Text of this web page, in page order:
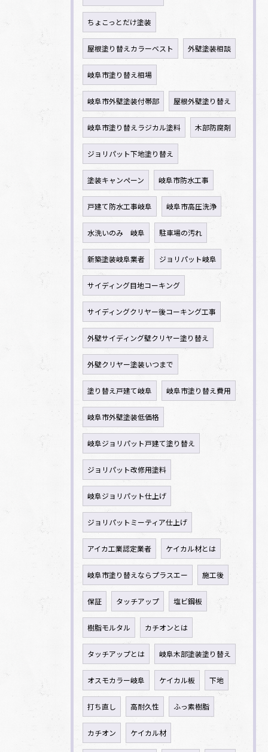
ちょこっとだけ塗装
屋根塗り替えカラーベスト 外壁塗装相談
岐阜市塗り替え相場
岐阜市外壁塗装付帯部 屋根外壁塗り替え
岐阜市塗り替えラジカル塗料 木部防腐剤
ジョリパット下地塗り替え
塗装キャンペーン 岐阜市防水工事
戸建て防水工事岐阜 岐阜市高圧洗浄
水洗いのみ 岐阜 駐車場の汚れ
新築塗装岐阜業者 ジョリパット岐阜
サイディング目地コーキング
サイディングクリヤー後コーキング工事
外壁サイディング壁クリヤー塗り替え
外壁クリヤー塗装いつまで
塗り替え戸建て岐阜 岐阜市塗り替え費用
岐阜市外壁塗装低価格
岐阜ジョリパット戸建て塗り替え
ジョリパット改修用塗料
岐阜ジョリパット仕上げ
ジョリパットミーティア仕上げ
アイカ工業認定業者 ケイカル材とは
岐阜市塗り替えならプラスエー 施工後
保証 タッチアップ 塩ビ鋼板
樹脂モルタル カチオンとは
タッチアップとは 岐阜木部塗装塗り替え
オスモカラー岐阜 ケイカル板 下地
打ち直し 高耐久性 ふっ素樹脂
カチオン ケイカル材